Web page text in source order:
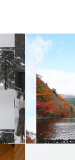
【2023年版】 今こそ行きたい！
旅＆お